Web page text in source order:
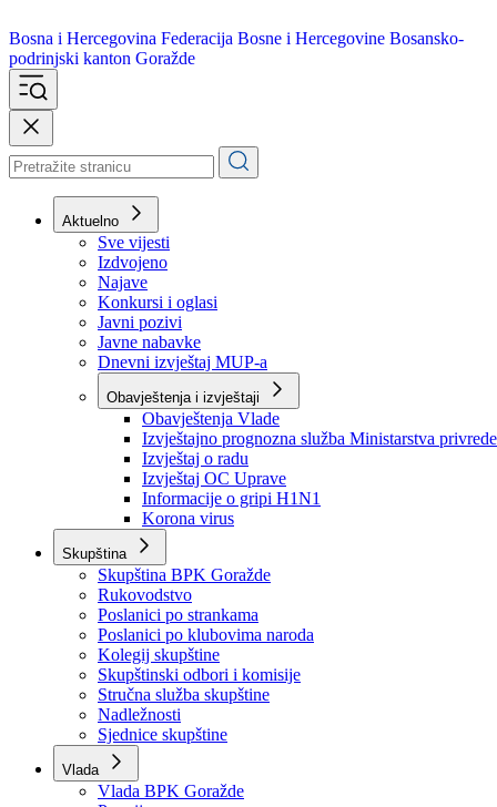
Bosna i Hercegovina
podrinjski kanton Goražde
Aktuelno
Sve vijesti
Izdvojeno
Najave
Konkursi i oglasi
Javni pozivi
Javne nabavke
Dnevni izvještaj MUP-a
Obavještenja i izvještaji
Obavještenja Vlade
Izvještajno prognozna služba Ministarstva privrede
Izvještaj o radu
Izvještaj OC Uprave
Informacije o gripi H1N1
Korona virus
Skupština
Skupština BPK Goražde
Rukovodstvo
Poslanici po strankama
Poslanici po klubovima naroda
Kolegij skupštine
Skupštinski odbori i komisije
Stručna služba skupštine
Nadležnosti
Sjednice skupštine